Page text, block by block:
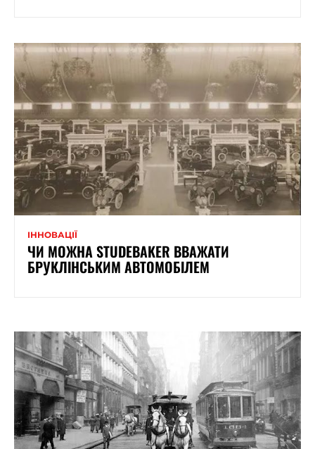
ІННОВАЦІЇ
ЧИ МОЖНА STUDEBAKER ВВАЖАТИ
БРУКЛІНСЬКИМ АВТОМОБІЛЕМ